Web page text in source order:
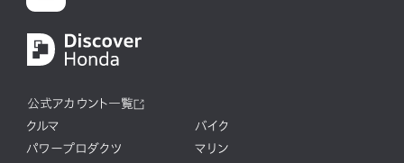
公式アカウント一覧
クルマ
バイク
パワープロダクツ
マリン